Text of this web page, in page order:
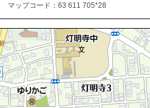
マップコード：63 611 705*28